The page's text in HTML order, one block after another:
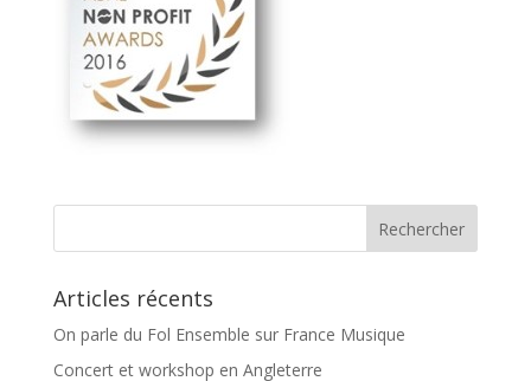
Articles récents
On parle du Fol Ensemble sur France Musique
Concert et workshop en Angleterre